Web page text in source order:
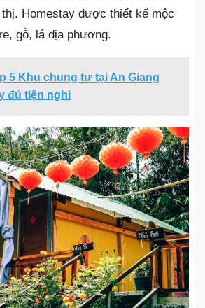
Homestay được thiết kế mộc
gỗ, lá địa phương.
5 Khu chung tư tại An Giang
đủ tiện nghi